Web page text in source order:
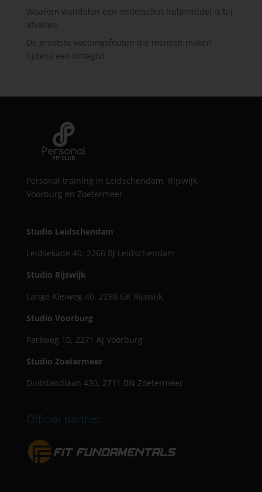
Waarom wandelen een onderschat hulpmiddel is bij
afvallen
De grootste voedingsfouten die mensen maken
tijdens een hittegolf
Personal training in Leidschendam, Rijswijk,
Voorburg en Zoetermeer.
Studio Leidschendam
Leidsekade 40, 2266 BJ Leidschendam
Studio Rijswijk
Lange Kleiweg 40, 2288 GK Rijswijk
Studio Voorburg
Parkweg 10, 2271 AJ Voorburg
Studio Zoetermeer
Duitslandlaan 430, 2711 BN Zoetermeer
Official partner